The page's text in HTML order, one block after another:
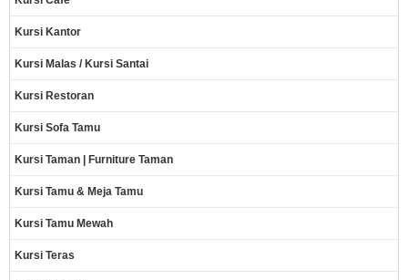
Kursi Kantor
Kursi Malas / Kursi Santai
Kursi Restoran
Kursi Sofa Tamu
Kursi Taman | Furniture Taman
Kursi Tamu & Meja Tamu
Kursi Tamu Mewah
Kursi Teras